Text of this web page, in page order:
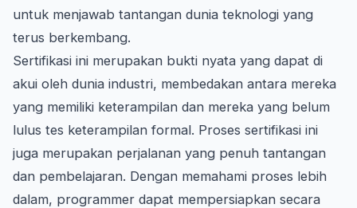
untuk menjawab tantangan dunia teknologi yang
terus berkembang.
Sertifikasi ini merupakan bukti nyata yang dapat di
akui oleh dunia industri, membedakan antara mereka
yang memiliki keterampilan dan mereka yang belum
lulus tes keterampilan formal. Proses sertifikasi ini
juga merupakan perjalanan yang penuh tantangan
dan pembelajaran. Dengan memahami proses lebih
dalam, programmer dapat mempersiapkan secara